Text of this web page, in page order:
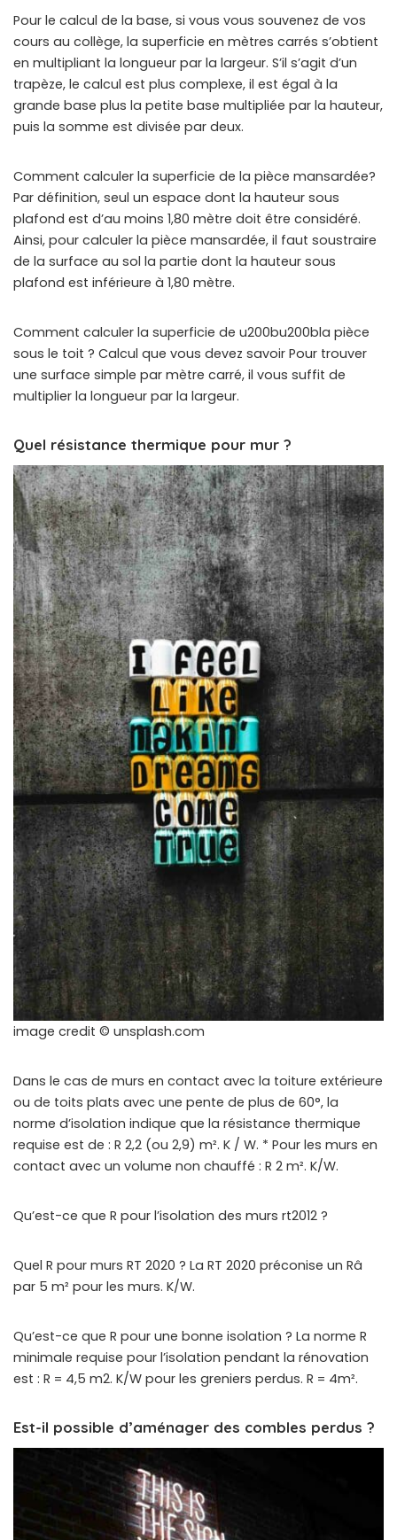
Pour le calcul de la base, si vous vous souvenez de vos
cours au collège, la superficie en mètres carrés s’obtient
en multipliant la longueur par la largeur. S’il s’agit d’un
trapèze, le calcul est plus complexe, il est égal à la
grande base plus la petite base multipliée par la hauteur,
puis la somme est divisée par deux.
Comment calculer la superficie de la pièce mansardée?
Par définition, seul un espace dont la hauteur sous
plafond est d’au moins 1,80 mètre doit être considéré.
Ainsi, pour calculer la pièce mansardée, il faut soustraire
de la surface au sol la partie dont la hauteur sous
plafond est inférieure à 1,80 mètre.
Comment calculer la superficie de u200bu200bla pièce
sous le toit ? Calcul que vous devez savoir Pour trouver
une surface simple par mètre carré, il vous suffit de
multiplier la longueur par la largeur.
Quel résistance thermique pour mur ?
image credit © unsplash.com
Dans le cas de murs en contact avec la toiture extérieure
ou de toits plats avec une pente de plus de 60°, la
norme d’isolation indique que la résistance thermique
requise est de : R 2,2 (ou 2,9) m². K / W. * Pour les murs en
contact avec un volume non chauffé : R 2 m². K/W.
Qu’est-ce que R pour l’isolation des murs rt2012 ?
Quel R pour murs RT 2020 ? La RT 2020 préconise un Râ
par 5 m² pour les murs. K/W.
Qu’est-ce que R pour une bonne isolation ? La norme R
minimale requise pour l’isolation pendant la rénovation
est : R = 4,5 m2. K/W pour les greniers perdus. R = 4m².
Est-il possible d’aménager des combles perdus ?